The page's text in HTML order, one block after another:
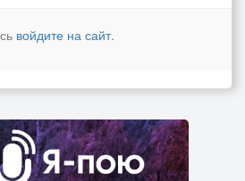
войдите на сайт.